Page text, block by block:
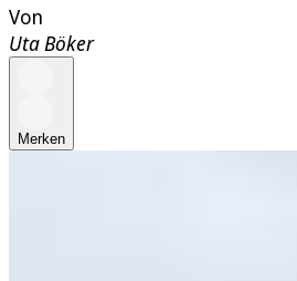
Von
Uta Böker
Merken